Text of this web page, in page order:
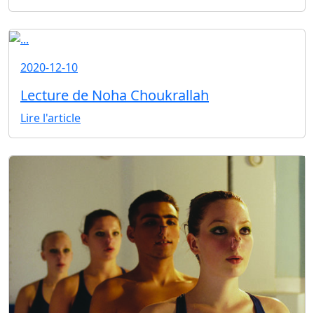
2020-12-10
Lecture de Noha Choukrallah
Lire l'article